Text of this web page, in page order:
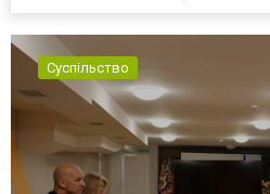
Суспільство